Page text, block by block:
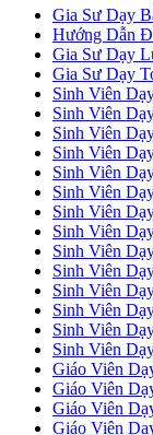
Gia Sư Dạy
Hướng Dẫn
Gia Sư Dạy
Gia Sư Dạy
Sinh Viên
Sinh Viên
Sinh Viên
Sinh Viên
Sinh Viên
Sinh Viên
Sinh Viên
Sinh Viên
Sinh Viên
Sinh Viên
Sinh Viên
Sinh Viên
Sinh Viên
Sinh Viên
Giáo Viên
Giáo Viên
Giáo Viên
Giáo Viên